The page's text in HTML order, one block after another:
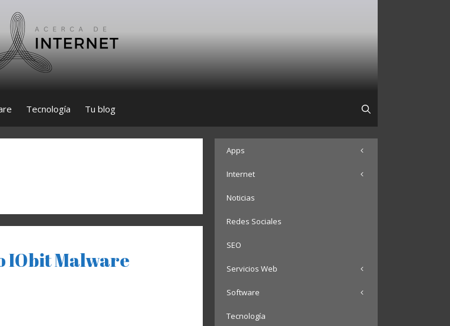
Tecnología Tu blog
IObit Malware
Apps
Internet
Noticias
Redes Sociales
SEO
Servicios Web
Software
Tecnología